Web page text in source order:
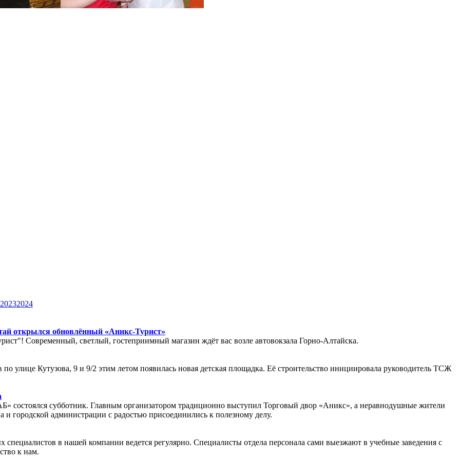
20232024
открылся обновлённый «Аникс-Турист»
Современный, светлый, гостеприимный магазин ждёт вас возле автовокзала Горно-Алтайска.
улице Кутузова, 9 и 9/2 этим летом появилась новая детская площадка. Её строительство инициировала руководитель ТСЖ
состоялся субботник. Главным организатором традиционно выступил Торговый двор «Аникс», а неравнодушные жители
городской администрации с радостью присоединились к полезному делу.
специалистов в нашей компании ведется регулярно. Специалисты отдела персонала сами выезжают в учебные заведения с
к нам.